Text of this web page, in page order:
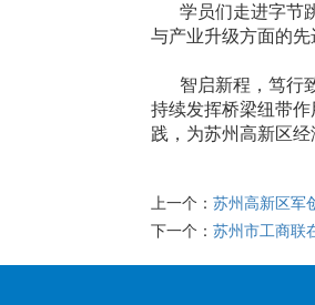
学员们走进字节
与产业升级方面的
智启新程，笃行
持续发挥桥梁纽带
践，为苏州高新区
上一个： 苏州高新区军
下一个： 苏州市工商联